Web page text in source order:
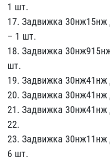
1 шт.
​17. Задвижка 30нж15нж
– 1 ​шт.
18. Задвижка
шт.
19. Задвижка 30нж41​нж
20. Зад​вижка 30нж41нж
21. Задвижка 30нж41​нж
22.
23​. Задвижка 30нж11нж
6 шт.​